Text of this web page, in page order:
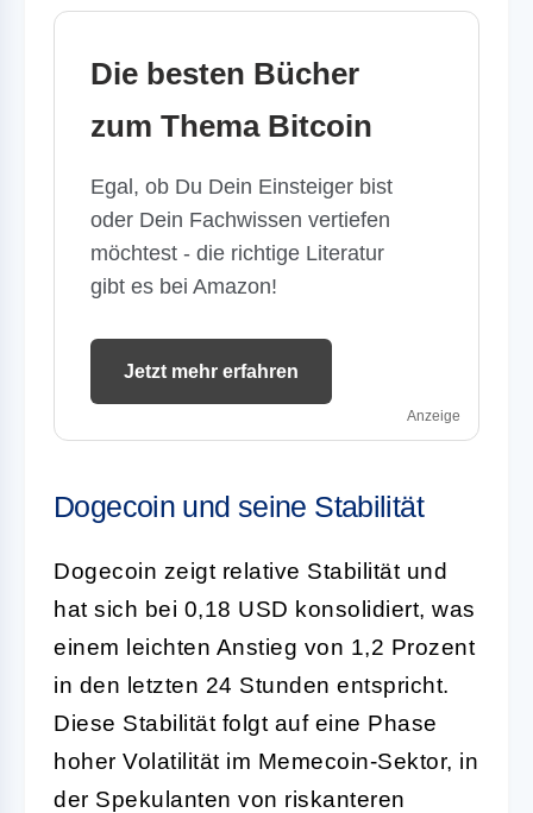
Die besten Bücher
zum Thema Bitcoin
Egal, ob Du Dein Einsteiger bist
oder Dein Fachwissen vertiefen
möchtest - die richtige Literatur
gibt es bei Amazon!
Jetzt mehr erfahren
Anzeige
Dogecoin und seine Stabilität
Dogecoin zeigt relative Stabilität und
hat sich bei 0,18 USD konsolidiert, was
einem leichten Anstieg von 1,2 Prozent
in den letzten 24 Stunden entspricht.
Diese Stabilität folgt auf eine Phase
hoher Volatilität im Memecoin-Sektor, in
der Spekulanten von riskanteren